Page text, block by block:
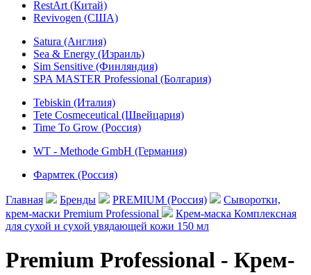
RestArt (Китай)
Revivogen (США)
Satura (Англия)
Sea & Energy (Израиль)
Sim Sensitive (Финляндия)
SPA MASTER Professional (Болгария)
Tebiskin (Италия)
Tete Cosmeceutical (Швейцария)
Time To Grow (Россия)
WT - Methode GmbH (Германия)
Фармтек (Россия)
Главная Бренды PREMIUM (Россия)
Сыворотки,
крем-маски Premium Professional
Крем-маска Комплексная
для сухой и сухой увядающей кожи 150 мл
Premium Professional - Крем-